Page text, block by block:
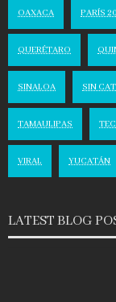
OAXACA PARÍS
QUERÉTARO
SINALOA SIN
TAMAULIPAS
VIRAL YUCATÁN
LATEST BLOG